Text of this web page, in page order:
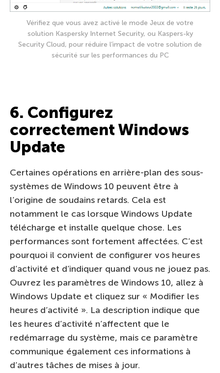
Vérifiez que vous avez activé le mode Jeux de votre
solution Kaspersky Internet Security, ou Kaspers-ky
Security Cloud, pour réduire l’impact de votre solution de
sécurité sur les performances du PC
6. Configurez
correctement Windows
Update
Certaines opérations en arrière-plan des sous-
systèmes de Windows 10 peuvent être à
l’origine de soudains retards. Cela est
notamment le cas lorsque Windows Update
télécharge et installe quelque chose. Les
performances sont fortement affectées. C’est
pourquoi il convient de configurer vos heures
d’activité et d’indiquer quand vous ne jouez pas.
Ouvrez les paramètres de Windows 10, allez à
Windows Update et cliquez sur « Modifier les
heures d’activité ». La description indique que
les heures d’activité n’affectent que le
redémarrage du système, mais ce paramètre
communique également ces informations à
d’autres tâches de mises à jour.